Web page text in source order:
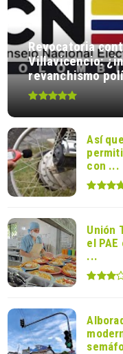
Revocatoria
Villavicencio:
revanchismo
Así
con ...
Unión
el
...